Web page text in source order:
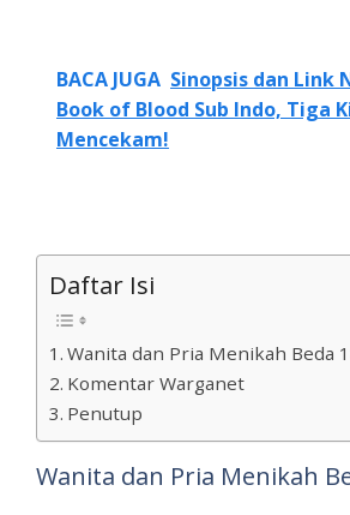
BACA JUGA Sinopsis dan Link
Book of Blood Sub Indo, Tiga
Mencekam!
Daftar Isi
Wanita dan Pria Menikah Beda
Komentar Warganet
Penutup
Wanita dan Pria Menikah